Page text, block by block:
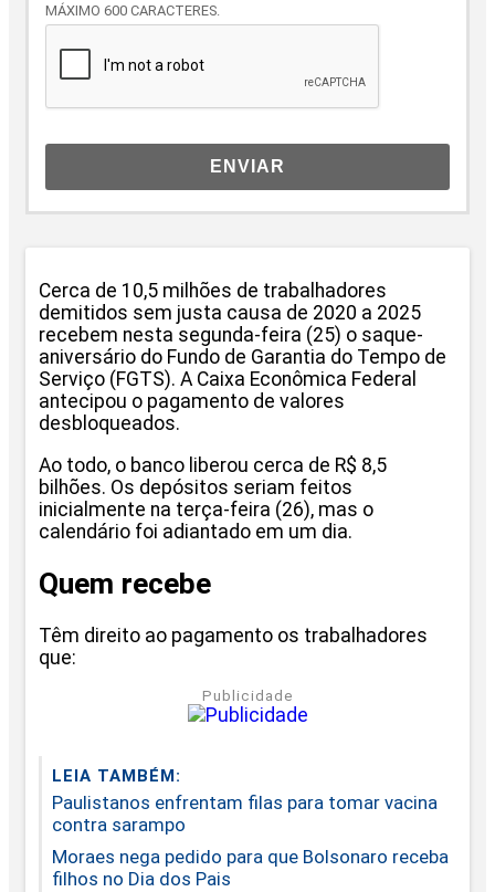
MÁXIMO 600 CARACTERES.
ENVIAR
Cerca de 10,5 milhões de trabalhadores
demitidos sem justa causa de 2020 a 2025
recebem nesta segunda-feira (25) o saque-
aniversário do Fundo de Garantia do Tempo de
Serviço (FGTS). A Caixa Econômica Federal
antecipou o pagamento de valores
desbloqueados.
Ao todo, o banco liberou cerca de R$ 8,5
bilhões. Os depósitos seriam feitos
inicialmente na terça-feira (26), mas o
calendário foi adiantado em um dia.
Quem recebe
Têm direito ao pagamento os trabalhadores
que:
Publicidade
LEIA TAMBÉM:
Paulistanos enfrentam filas para tomar vacina
contra sarampo
Moraes nega pedido para que Bolsonaro receba
filhos no Dia dos Pais